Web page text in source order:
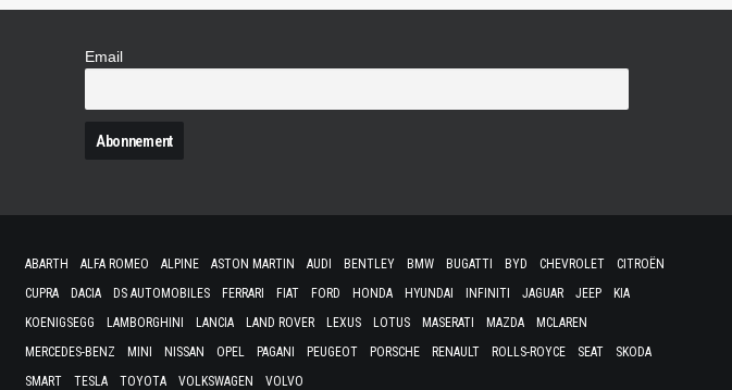
Email
ABARTH ALFA ROMEO ALPINE ASTON MARTIN AUDI BENTLEY BMW BUGATTI BYD CHEVROLET
CITROËN
CUPRA
DACIA DS AUTOMOBILES FERRARI FIAT FORD HONDA HYUNDAI INFINITI JAGUAR JEEP
KIA
KOENIGSEGG
LAMBORGHINI LANCIA LAND ROVER LEXUS LOTUS MASERATI MAZDA
MCLAREN
MERCEDES-BENZ
MINI NISSAN OPEL PAGANI PEUGEOT PORSCHE RENAULT ROLLS-ROYCE SEAT
SKODA
SMART
TESLA TOYOTA VOLKSWAGEN VOLVO